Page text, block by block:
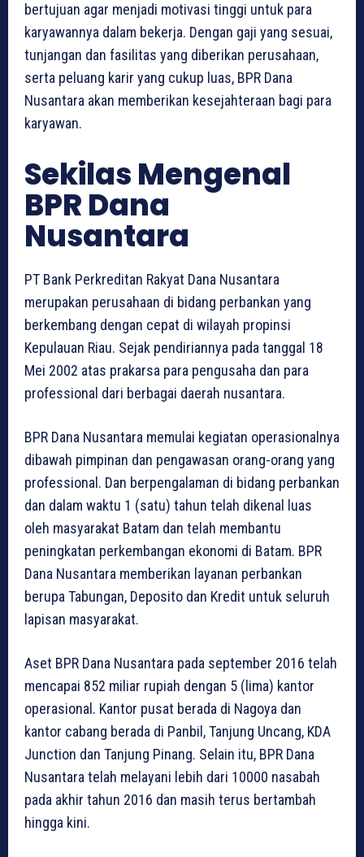
bertujuan agar menjadi motivasi tinggi untuk para
karyawannya dalam bekerja. Dengan gaji yang sesuai,
tunjangan dan fasilitas yang diberikan perusahaan,
serta peluang karir yang cukup luas, BPR Dana
Nusantara akan memberikan kesejahteraan bagi para
karyawan.
Sekilas Mengenal
BPR Dana
Nusantara
PT Bank Perkreditan Rakyat Dana Nusantara
merupakan perusahaan di bidang perbankan yang
berkembang dengan cepat di wilayah propinsi
Kepulauan Riau. Sejak pendiriannya pada tanggal 18
Mei 2002 atas prakarsa para pengusaha dan para
professional dari berbagai daerah nusantara.
BPR Dana Nusantara memulai kegiatan operasionalnya
dibawah pimpinan dan pengawasan orang-orang yang
professional. Dan berpengalaman di bidang perbankan
dan dalam waktu 1 (satu) tahun telah dikenal luas
oleh masyarakat Batam dan telah membantu
peningkatan perkembangan ekonomi di Batam. BPR
Dana Nusantara memberikan layanan perbankan
berupa Tabungan, Deposito dan Kredit untuk seluruh
lapisan masyarakat.
Aset BPR Dana Nusantara pada september 2016 telah
mencapai 852 miliar rupiah dengan 5 (lima) kantor
operasional. Kantor pusat berada di Nagoya dan
kantor cabang berada di Panbil, Tanjung Uncang, KDA
Junction dan Tanjung Pinang. Selain itu, BPR Dana
Nusantara telah melayani lebih dari 10000 nasabah
pada akhir tahun 2016 dan masih terus bertambah
hingga kini.